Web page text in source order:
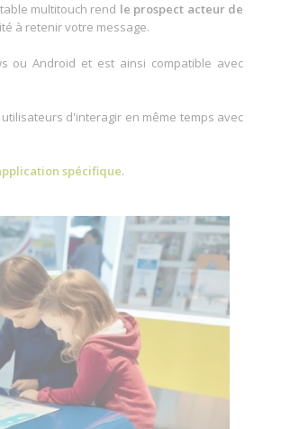
multitouch rend le prospect acteur de
à retenir votre message.
ou Android et est ainsi compatible avec
d'interagir en même temps avec
spécifique.